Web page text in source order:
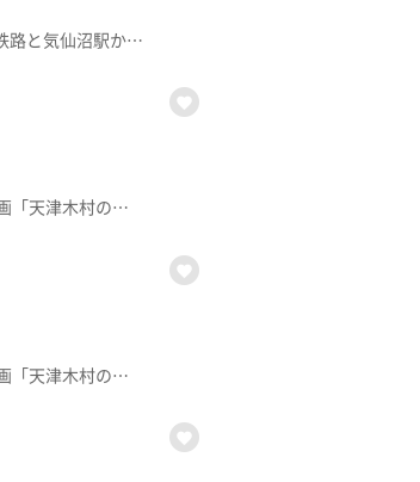
JR大船渡線は、岩手県一関市の一ノ関駅から宮城県気仙沼市の気仙沼駅を結ぶ鉄路と気仙沼駅から大船渡市盛駅間のBRT路線の線形を竜に見立てて「ドラゴンレール大船渡線」という愛称が付けられています。この企画では、JR大船渡線開業100周年(一関～摺沢間)を記念して、女優・モデルの小松彩夏とアンダーエイジたもんが、大船渡線に乗りながら沿線のスポットをめぐります。東日本大震災からの復興を目指し、地元への恩返しと地域経済の発展等ののために2014年に開業した「大船渡温泉」を堪能しました。 ※2025年8月23日放送
番組ＭＣ 天津木村が県内33市町村で、それぞれのまちの「ええトコ」を探す企画「天津木村のどっかええトコありますか？」2周目の第4回は「田野畑村」！※2024年4月13日(土)放送
番組ＭＣ 天津木村が県内33市町村で、それぞれのまちの「ええトコ」を探す企画「天津木村のどっかええトコありますか？」33回目は「北上市」！※2023年12月9日(土)放送